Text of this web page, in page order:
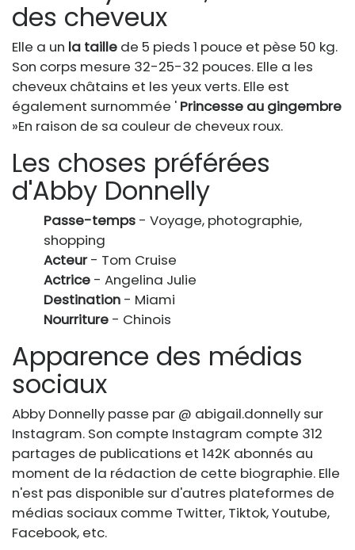
des cheveux
Elle a un la taille de 5 pieds 1 pouce et pèse 50 kg.
Son corps mesure 32-25-32 pouces. Elle a les
cheveux châtains et les yeux verts. Elle est
également surnommée ' Princesse au gingembre
»En raison de sa couleur de cheveux roux.
Les choses préférées
d'Abby Donnelly
Passe-temps - Voyage, photographie,
shopping
Acteur- Tom Cruise
Actrice - Angelina Julie
Destination - Miami
Nourriture - Chinois
Apparence des médias
sociaux
Abby Donnelly passe par @ abigail.donnelly sur
Instagram. Son compte Instagram compte 312
partages de publications et 142K abonnés au
moment de la rédaction de cette biographie. Elle
n'est pas disponible sur d'autres plateformes de
médias sociaux comme Twitter, Tiktok, Youtube,
Facebook, etc.